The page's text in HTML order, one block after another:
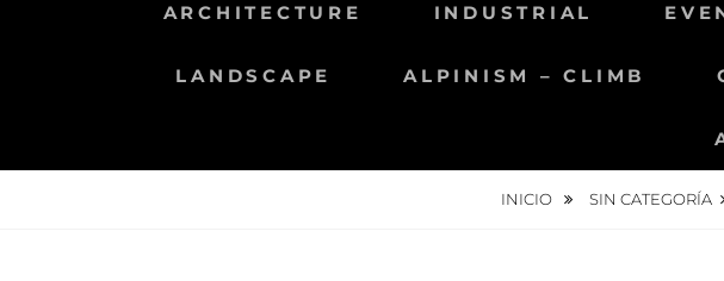
ARCHITECTURE INDUSTRIAL
LANDSCAPE ALPINISM – CLIMB
INICIO SIN CATEGORÍA